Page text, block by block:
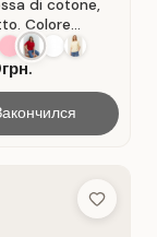
di cotone,
Colore
Add to